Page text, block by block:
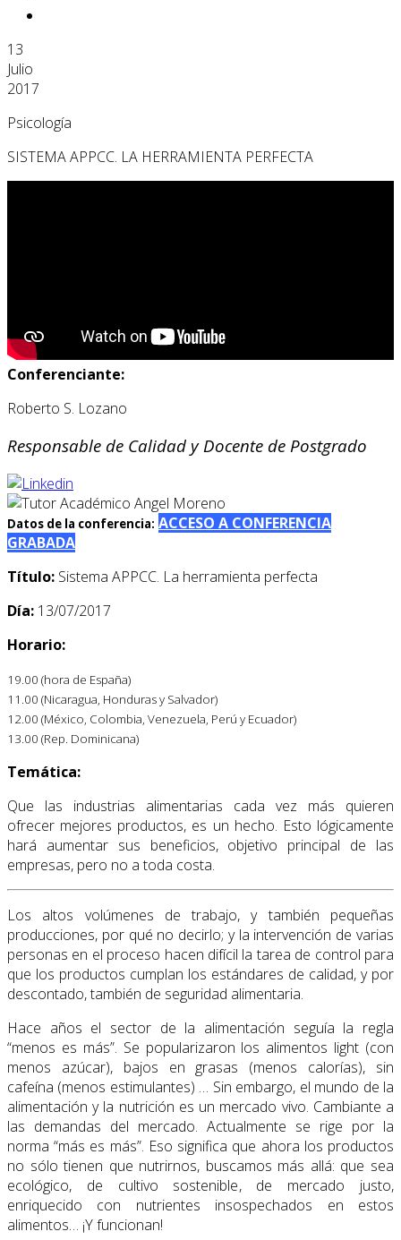
13
Julio
2017
Psicología
SISTEMA APPCC. LA HERRAMIENTA PERFECTA
Conferenciante:
Roberto S. Lozano
Responsable de Calidad y Docente de Postgrado
Datos de la conferencia: ACCESO A CONFERENCIA
GRABADA
Título: Sistema APPCC. La herramienta perfecta
Día: 13/07/2017
Horario:
19.00 (hora de España)
11.00 (Nicaragua, Honduras y Salvador)
12.00 (México, Colombia, Venezuela, Perú y Ecuador)
13.00 (Rep. Dominicana)
Temática:
Que las industrias alimentarias cada vez más quieren
ofrecer mejores productos, es un hecho. Esto lógicamente
hará aumentar sus beneficios, objetivo principal de las
empresas, pero no a toda costa.
Los altos volúmenes de trabajo, y también pequeñas
producciones, por qué no decirlo; y la intervención de varias
personas en el proceso hacen difícil la tarea de control para
que los productos cumplan los estándares de calidad, y por
descontado, también de seguridad alimentaria.
Hace años el sector de la alimentación seguía la regla
“menos es más”. Se popularizaron los alimentos light (con
menos azúcar), bajos en grasas (menos calorías), sin
cafeína (menos estimulantes) … Sin embargo, el mundo de la
alimentación y la nutrición es un mercado vivo. Cambiante a
las demandas del mercado. Actualmente se rige por la
norma “más es más”. Eso significa que ahora los productos
no sólo tienen que nutrirnos, buscamos más allá: que sea
ecológico, de cultivo sostenible, de mercado justo,
enriquecido con nutrientes insospechados en estos
alimentos… ¡Y funcionan!